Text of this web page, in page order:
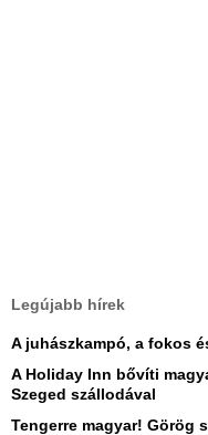
Legújabb hírek
A juhászkampó, a fokos
A Holiday Inn bővíti
Szeged szállodával
Tengerre magyar! Görög